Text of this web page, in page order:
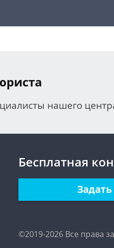
нашего
Бесплатная
©2019-2026 Все права